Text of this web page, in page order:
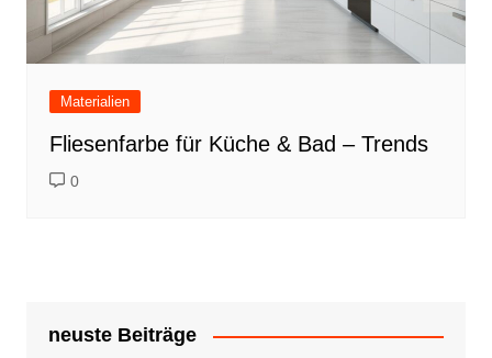
Materialien
Fliesenfarbe für Küche & Bad – Trends
0
neuste Beiträge